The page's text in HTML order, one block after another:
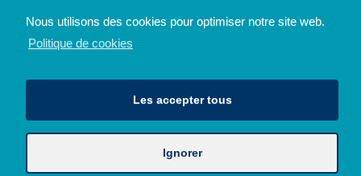
Avec le soutien de la Province de Liège
Nous utilisons des cookies pour optimiser notre site web.
Politique de cookies
Les accepter tous
Ignorer